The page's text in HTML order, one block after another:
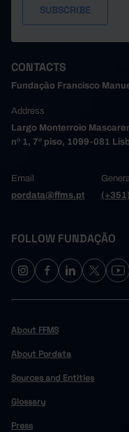
CONTACTS
Fundação Francisco
Address
Largo Monterroio
nº 1, 7º piso, 1099-081
Email
pordata@ffms.pt
FOLLOW FUNDAÇÃO
About FFMS
About Pordata
Sources and Entities
Glossary
Press